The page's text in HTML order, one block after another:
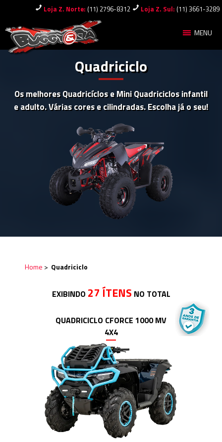
Loja Z. Sul: (11) 3661-3289
Loja Z. Norte: (11) 2796-8312
MENU
Quadriciclo
Os melhores Quadricíclos e Mini Quadriciclos infantil
e adulto. Várias cores e cilindradas. Escolha já o seu!
Home > Quadriciclo
EXIBINDO 27 ÍTENS NO TOTAL
QUADRICICLO CFORCE 1000 MV
4X4